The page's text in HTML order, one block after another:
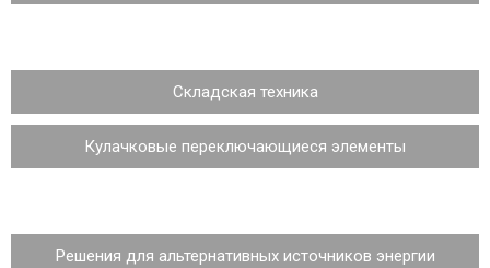
Складская техника
Кулачковые переключающиеся элементы
Решения для альтернативных источников энергии